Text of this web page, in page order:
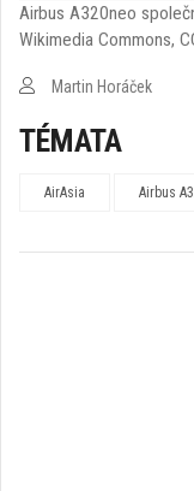
Airbus A320neo
Wikimedia Commons,
Martin Horáček
TÉMATA
AirAsia Airbus